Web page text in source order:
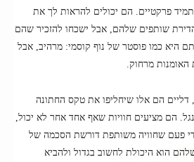
פרקטיים. הם יכולים להראות לך את
שותפים שלהם, אבל ישכחו להזכיר שהם
היא כמו פוסטר של נוף קוסמי: מרהיב, אבל
מרחוק.
דליים הם אלו שיחליפו את טקס החתונה
הם מציעים חוויות שאף אחד אחר לא יכול,
פעם שחוויה משותפת דורשת הסכמה של
הוא היכולת לחשוב בגדול ולהביא